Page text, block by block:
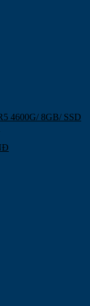
4600G/ 8GB/ SSD